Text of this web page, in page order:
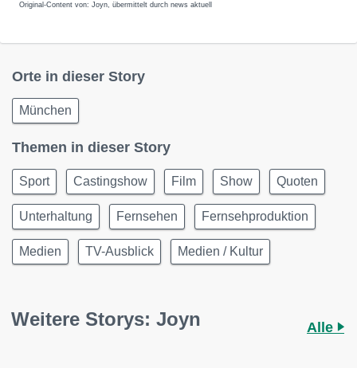
Original-Content von: Joyn, übermittelt durch news aktuell
Orte in dieser Story
München
Themen in dieser Story
Sport Castingshow Film Show Quoten
Unterhaltung Fernsehen Fernsehproduktion
Medien TV-Ausblick Medien / Kultur
Weitere Storys: Joyn Alle